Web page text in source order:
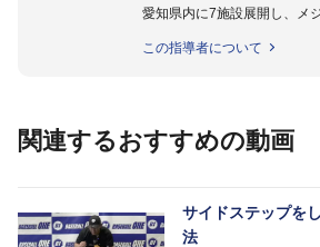
愛知県内に7施設展開し、メ
動作解析システムを用いて、
この指導者について
関連するおすすめの動画
サイドステップを
法